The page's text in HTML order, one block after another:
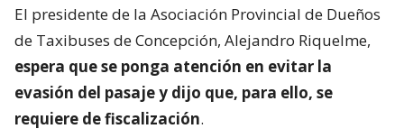
El presidente de la Asociación Provincial de Dueños
de Taxibuses de Concepción, Alejandro Riquelme,
espera que se ponga atención en evitar la
evasión del pasaje y dijo que, para ello, se
requiere de fiscalización.